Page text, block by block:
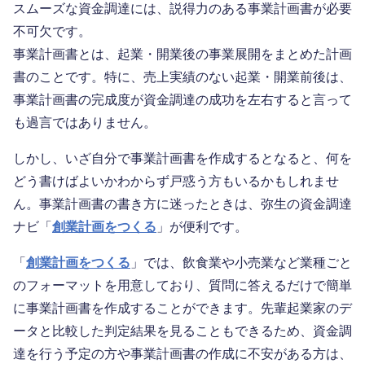
スムーズな資金調達には、説得力のある事業計画書が必要
不可欠です。
事業計画書とは、起業・開業後の事業展開をまとめた計画
書のことです。特に、売上実績のない起業・開業前後は、
事業計画書の完成度が資金調達の成功を左右すると言って
も過言ではありません。
しかし、いざ自分で事業計画書を作成するとなると、何を
どう書けばよいかわからず戸惑う方もいるかもしれませ
ん。事業計画書の書き方に迷ったときは、弥生の資金調達
ナビ「 創業計画をつくる 」が便利です。
「 創業計画をつくる 」では、飲食業や小売業など業種ごと
のフォーマットを用意しており、質問に答えるだけで簡単
に事業計画書を作成することができます。先輩起業家のデ
ータと比較した判定結果を見ることもできるため、資金調
達を行う予定の方や事業計画書の作成に不安がある方は、